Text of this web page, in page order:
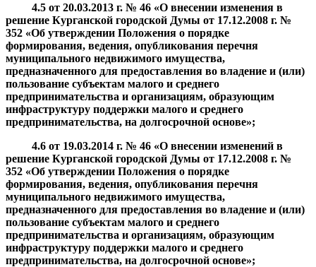
4.5от20.03.2013 г. №46 «О внесении изменения в
решение Курганской городской Думы от 17.12.2008 г. №
352 «Об утверждении Положения о порядке
формирования, ведения, опубликования перечня
муниципального недвижимого имущества,
предназначенного для предоставления во владение и (или)
пользование субъектам малого и среднего
предпринимательства и организациям, образующим
инфраструктуру поддержки малого и среднего
предпринимательства, на долгосрочной основе»;
4.6от 19.03.2014 г. №46 «О внесении изменений в
решение Курганской городской Думы от 17.12.2008 г. №
352 «Об утверждении Положения о порядке
формирования, ведения, опубликования перечня
муниципального недвижимого имущества,
предназначенного для предоставления во владение и (или)
пользование субъектам малого и среднего
предпринимательства и организациям, образующим
инфраструктуру поддержки малого и среднего
предпринимательства, на долгосрочной основе»;